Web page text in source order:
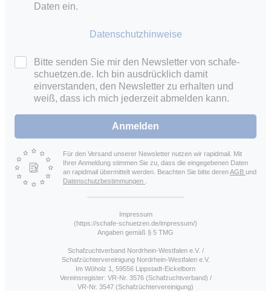
Daten ein.
Datenschutzhinweise
Bitte senden Sie mir den Newsletter von schafe-
schuetzen.de. Ich bin ausdrücklich damit
einverstanden, den Newsletter zu erhalten und
weiß, dass ich mich jederzeit abmelden kann.
Anmelden
Für den Versand unserer Newsletter nutzen wir rapidmail. Mit
Ihrer Anmeldung stimmen Sie zu, dass die eingegebenen Daten
an rapidmail übermittelt werden. Beachten Sie bitte derenAGB und
Datenschutzbestimmungen
Impressum
(https://schafe-schuetzen.de/impressum/)
Angaben gemäß § 5 TMG
Schafzuchtverband Nordrhein-Westfalen e.V. /
Schafzüchtervereinigung Nordrhein-Westfalen e.V.
Im Wöholz 1, 59556 Lippstadt-Eickelborn
Vereinsregister: VR-Nr. 3576 (Schafzuchtverband) /
VR-Nr. 3547 (Schafzüchtervereinigung)